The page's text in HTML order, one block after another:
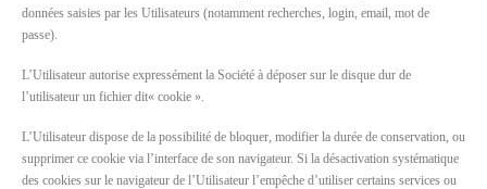
données saisies par les Utilisateurs (notamment recherches, login, email, mot de
passe).
L’Utilisateur autorise expressément la Société à déposer sur le disque dur de
l’utilisateur un fichier dit« cookie ».
L’Utilisateur dispose de la possibilité de bloquer, modifier la durée de conservation, ou
supprimer ce cookie via l’interface de son navigateur. Si la désactivation systématique
des cookies sur le navigateur de l’Utilisateur l’empêche d’utiliser certains services ou